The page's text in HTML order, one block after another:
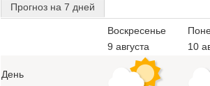
Прогноз на 7 дней
Воскресенье
9 августа
10
День